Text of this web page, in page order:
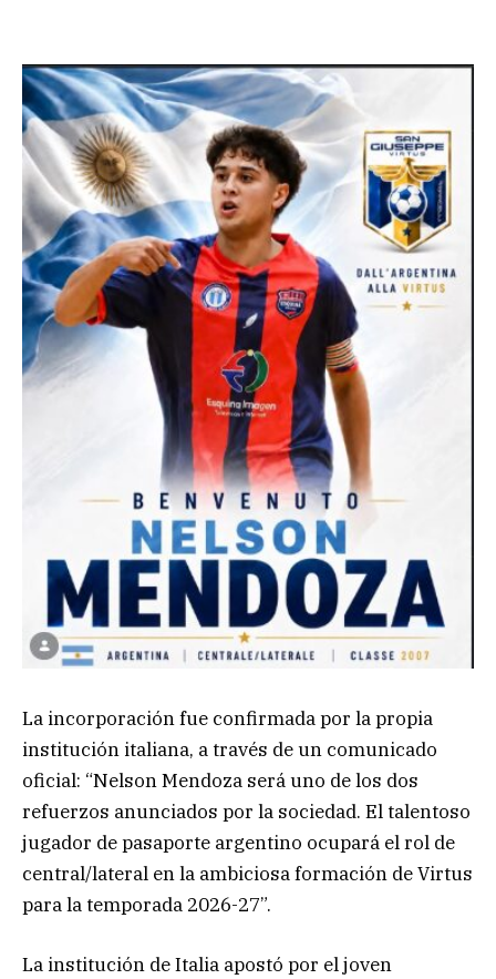
La incorporación fue confirmada por la propia
institución italiana, a través de un comunicado
oficial: “Nelson Mendoza será uno de los dos
refuerzos anunciados por la sociedad. El talentoso
jugador de pasaporte argentino ocupará el rol de
central/lateral en la ambiciosa formación de Virtus
para la temporada 2026-27”.
La institución de Italia apostó por el joven